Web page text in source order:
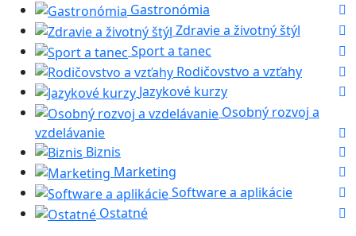
Gastronómia
Zdravie a životný štýl
Sport a tanec
Rodičovstvo a vzťahy
Jazykové kurzy
Osobný rozvoj a
vzdelávanie
Biznis
Marketing
Software a aplikácie
Ostatné